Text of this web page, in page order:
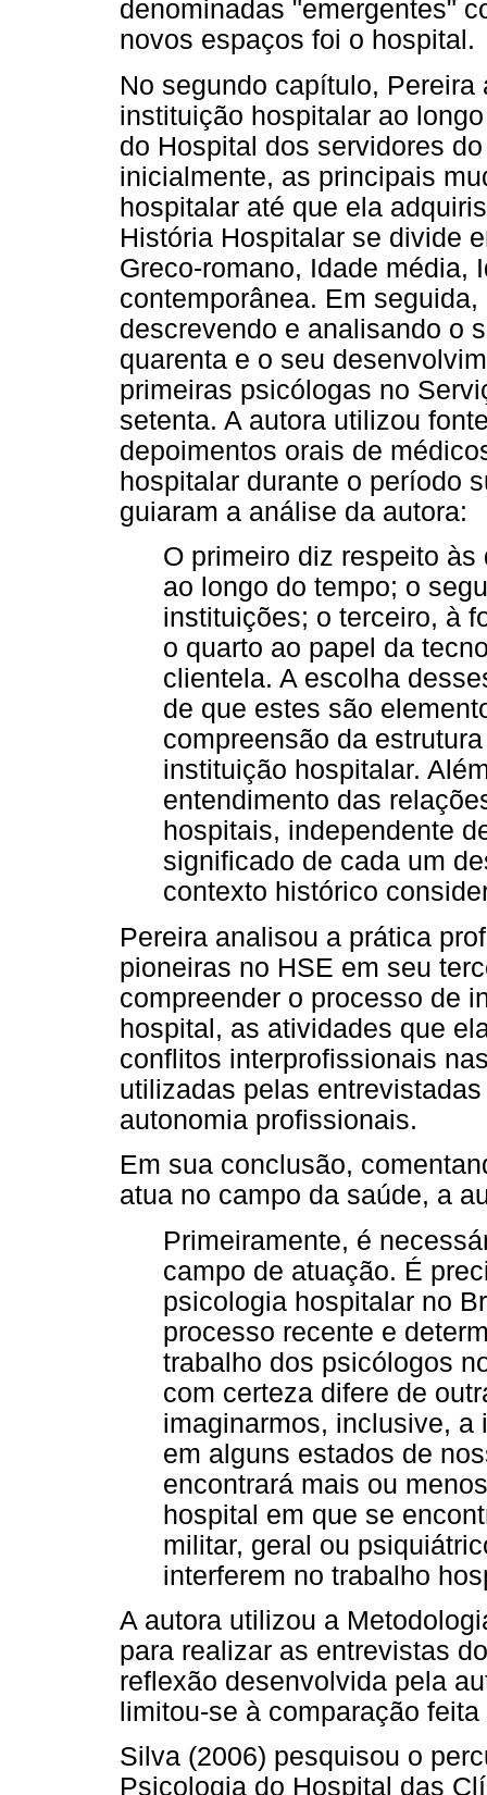
denominadas "emergentes"
novos espaços foi o hospital.
No segundo capítulo,
instituição hospitalar ao
do Hospital dos servidores
inicialmente, as principais
hospitalar até que ela
História Hospitalar se divide
Greco-romano, Idade média,
contemporânea. Em
descrevendo e analisando o
quarenta e o seu
primeiras psicólogas no
setenta. A autora utilizou
depoimentos orais de
hospitalar durante o período
guiaram a análise da autora:
O primeiro diz respeito
ao longo do tempo; o
instituições; o terceiro, à
o quarto ao papel da
clientela. A escolha
de que estes são
compreensão da
instituição hospitalar.
entendimento das
hospitais, independente
significado de cada um
contexto histórico
Pereira analisou a prática
pioneiras no HSE em seu
compreender o processo de
hospital, as atividades que
conflitos interprofissionais
utilizadas pelas
autonomia profissionais.
Em sua conclusão,
atua no campo da saúde, a
Primeiramente, é
campo de atuação. É
psicologia hospitalar no
processo recente e
trabalho dos psicólogos
com certeza difere de
imaginarmos, inclusive,
em alguns estados de
encontrará mais ou
hospital em que se
militar, geral ou
interferem no trabalho
A autora utilizou a
para realizar as entrevistas
reflexão desenvolvida pela
limitou-se à comparação
Silva (2006) pesquisou o
Psicologia do Hospital das